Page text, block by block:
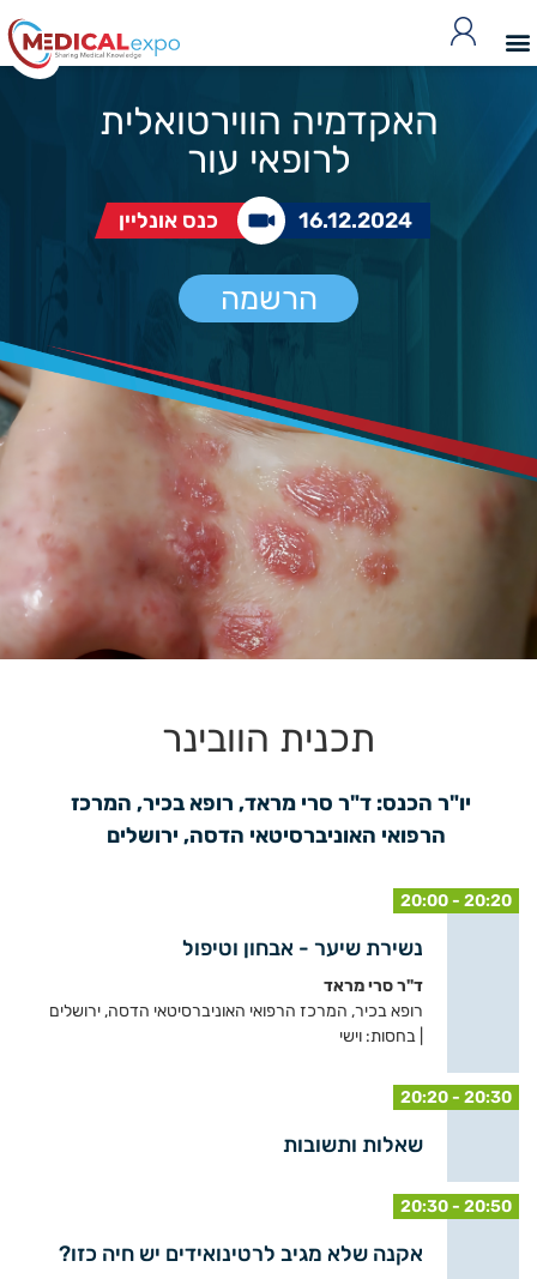
האקדמיה הווירטואלית
לרופאי עור
16.12.2024 כנס אונליין
הרשמה
תכנית הוובינר
הרפואי האוניברסיטאי הדסה, ירושלים
20:00 - 20:20
נשירת שיער - אבחון וטיפול
ד"ר סרי מראד
רופא בכיר, המרכז הרפואי האוניברסיטאי הדסה, ירושלים
| בחסות: וישי
20:20 - 20:30
שאלות ותשובות
20:30 - 20:50
אקנה שלא מגיב לרטינואידים יש חיה כזו?